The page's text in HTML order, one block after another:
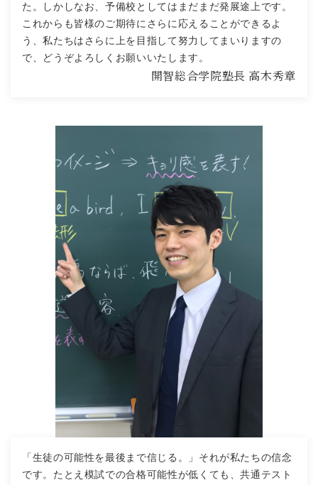
た。しかしなお、予備校としてはまだまだ発展途上です。
これからも皆様のご期待にさらに応えることができるよ
う、私たちはさらに上を目指して努力してまいりますの
で、どうぞよろしくお願いいたします。
開智総合学院塾長 高木秀章
「生徒の可能性を最後まで信じる。」それが私たちの信念
です。たとえ模試での合格可能性が低くても、共通テスト